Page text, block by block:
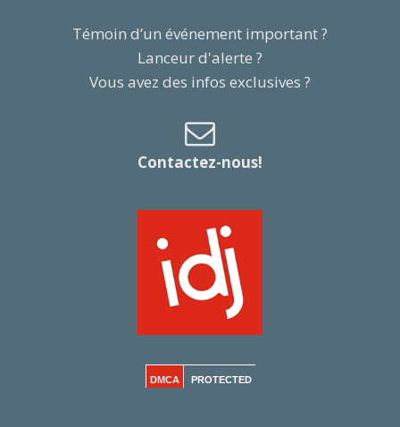
Témoin d’un événement important ?
Lanceur d'alerte ?
Vous avez des infos exclusives ?
Contactez-nous!
DMCA PROTECTED